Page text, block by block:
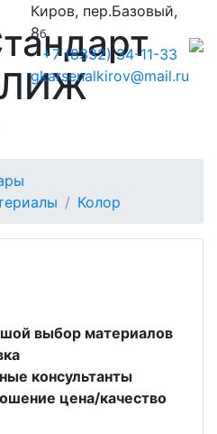
Киров, пер.Базовый,
8б
+7 (8332) 34-11-33
gkarsenalkirov@mail.ru
Колор
выбор материалов
консультанты
цена/качество